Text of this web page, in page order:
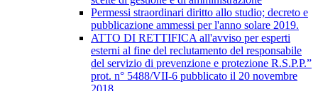
Permessi straordinari diritto allo studio; decreto e
pubblicazione ammessi per l'anno solare 2019.
ATTO DI RETTIFICA all'avviso per esperti
esterni al fine del reclutamento del responsabile
del servizio di prevenzione e protezione R.S.P.P.”
prot. n° 5488/VII-6 pubblicato il 20 novembre